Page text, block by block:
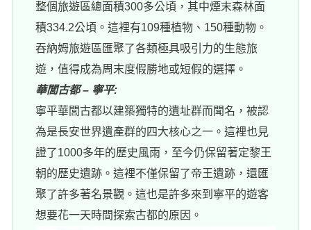
整個旅遊區總面積300多公頃，其中煙末森林面
積334.2公頃。這裡有109種植物、150種動物。
吞納姆旅遊區匯聚了各類極具吸引力的生態旅
遊，值得成為周末度假勝地或短假的選擇。
華閭古都 – 寧平:
寧平華閭古都以建築獨特的遺址群而聞名，被認
為是長安世界遺產群的四大核心之一。這裡也見
證了1000多年的歷史風雨，至今仍保留著定黎王
朝的歷史遺跡。這裡不僅保留了帝王遺跡，還匯
聚了許多著名景觀。這也是許多來到寧平的遊客
想要花一天時間探索古都的原因。